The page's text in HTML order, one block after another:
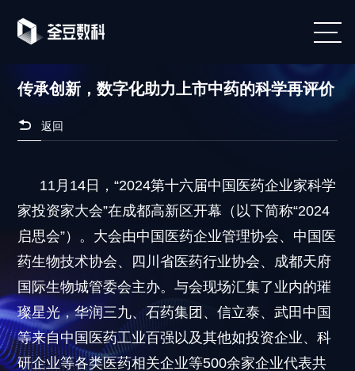
传承创新，数字化助力上市中药的科学再评价
 返回
11月14日，“2024第十六届中国医药企业家科学
家投资家大会”在成都高新区开幕（以下简称“2024
启思会”）。大会由中国医药企业管理协会、中国医
药生物技术协会、四川省医药行业协会、成都天府
国际生物城管委会主办。与会现场汇集了业内的璀
璨星光，华润三九、石药集团、信立泰、武田中国
等来自中国医药工业百强以及其他如投资企业、科
研企业等各类医药相关企业等500余家企业代表共